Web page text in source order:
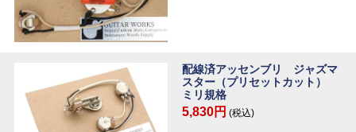
配線済アッセンブリ ジャズマ
スター（プリセットカット）
ミリ規格
5,830円 (税込)